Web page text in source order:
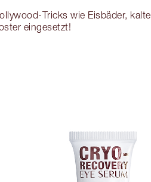
Tricks wie Eisbäder, kalte
eingesetzt!